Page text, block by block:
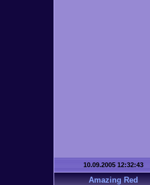
10.09.2005 12:32:43
Amazing Red